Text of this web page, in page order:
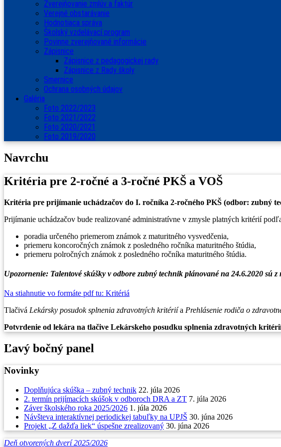
Zverejňovanie zmlúv a faktúr
Verejné obstarávanie
Hodnotiaca správa
Školský vzdelávací program
Povinne zverejňované informácie
Zápisnice
Zápisnice z pedagogickej rady
Zápisnice z Rady školy
Smernice
Ochrana osobných údajov
Galéria
Foto 2022/2023
Foto 2021/2022
Foto 2020/2021
Foto 2019/2020
Navrchu
Kritéria pre 2-ročné a 3-ročné PKŠ a VOŠ
Kritéria pre prijímanie uchádzačov do I. ročníka 2-ročného PKŠ (odbor: zubný
Prijímanie uchádzačov bude realizované administratívne v zmysle platných kritérií
poradia určeného priemerom známok z maturitného vysvedčenia,
priemeru koncoročných známok z posledného ročníka maturitného štúdia,
priemeru polročných známok z posledného ročníka maturitného štúdia.
Upozornenie: Talentové skúšky v odbore zubný technik plánované na 24.6.2020 sú
Na stiahnutie vo formáte pdf tu: Kritériá
Tlačivá Lekársky posudok splnenia zdravotných kritériía Prehlásenie rodiča o
Potvrdenie od lekára na tlačive Lekárskeho posudku splnenia zdravotných
Ľavý bočný panel
Novinky
Doplňujúca skúška – zubný technik 22. júla 2026
2. termín prijímacích skúšok v odboroch DRA a ZT 7. júla 2026
Záver školského roka 2025/2026 1. júla 2026
Návšteva interaktívnej periodickej tabuľky na UPJŠ 30. júna 2026
Projekt „Z dažďa liek“ úspešne zrealizovaný 30. júna 2026
Deň otvorených dverí 2025/2026